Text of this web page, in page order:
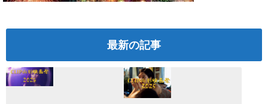
最新の記事